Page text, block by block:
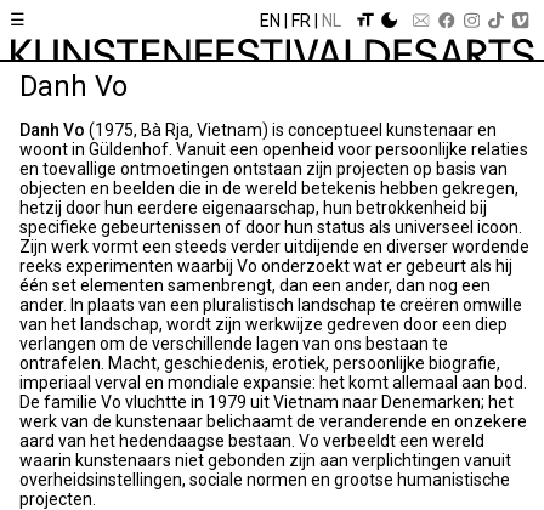
☰ EN FR NL
Danh Vo
Danh Vo (1975, Bà Rja, Vietnam) is conceptueel kunstenaar en
woont in Güldenhof. Vanuit een openheid voor persoonlijke relaties
en toevallige ontmoetingen ontstaan zijn projecten op basis van
objecten en beelden die in de wereld betekenis hebben gekregen,
hetzij door hun eerdere eigenaarschap, hun betrokkenheid bij
specifieke gebeurtenissen of door hun status als universeel icoon.
Zijn werk vormt een steeds verder uitdijende en diverser wordende
reeks experimenten waarbij Vo onderzoekt wat er gebeurt als hij
één set elementen samenbrengt, dan een ander, dan nog een
ander. In plaats van een pluralistisch landschap te creëren omwille
van het landschap, wordt zijn werkwijze gedreven door een diep
verlangen om de verschillende lagen van ons bestaan te
ontrafelen. Macht, geschiedenis, erotiek, persoonlijke biografie,
imperiaal verval en mondiale expansie: het komt allemaal aan bod.
De familie Vo vluchtte in 1979 uit Vietnam naar Denemarken; het
werk van de kunstenaar belichaamt de veranderende en onzekere
aard van het hedendaagse bestaan. Vo verbeeldt een wereld
waarin kunstenaars niet gebonden zijn aan verplichtingen vanuit
overheidsinstellingen, sociale normen en grootse humanistische
projecten.